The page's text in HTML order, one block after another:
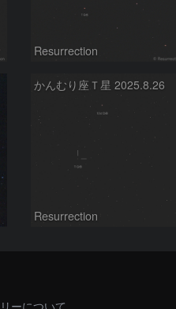
Resurrection
かんむり座Ｔ星 2025.8.26
Resurrection
ーについて